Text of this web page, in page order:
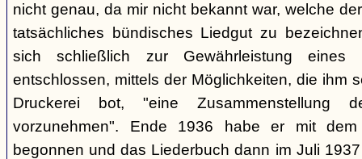
nicht genau, da mir nicht bekannt war, welche
tatsächliches bündisches Liedgut zu
sich schließlich zur Gewährleistung eines
entschlossen, mittels der Möglichkeiten, die ihm
Druckerei bot, "eine Zusammenstellung
vorzunehmen". Ende 1936 habe er mit
begonnen und das Liederbuch dann im Juli